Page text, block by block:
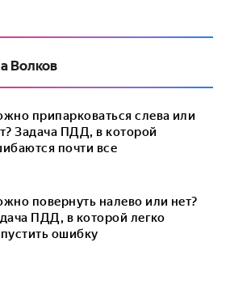
Волков
припарковаться слева или
Задача ПДД, в которой
почти все
повернуть налево или нет?
ПДД, в которой легко
ошибку